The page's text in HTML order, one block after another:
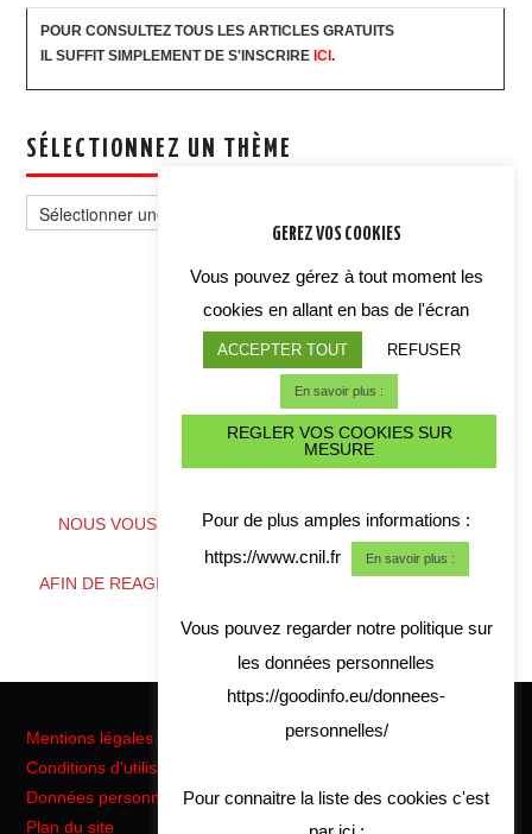
POUR CONSULTEZ TOUS LES ARTICLES GRATUITS
IL SUFFIT SIMPLEMENT DE S'INSCRIRE ICI.
SÉLECTIONNEZ UN THÈME
un
thème
ALERTE CYBER CRISE
NOUS VOUS CONSEILLONS DE TELECHARGER NOS
COORDONNES
AFIN DE REAGIR RAPIDEMENT EN CAS DE CRISE CYBER
Mentions légales
Conditions d'utilisation
Données personnelles RGPD
Plan du site
GEREZ VOS COOKIES
Vous pouvez gérez à tout moment les
cookies en allant en bas de l'écran
ACCEPTER TOUT REFUSER
En savoir plus :
REGLER VOS COOKIES SUR
MESURE
Pour de plus amples informations :
https://www.cnil.fr
En savoir plus :
Vous pouvez regarder notre politique sur
les données personnelles
https://goodinfo.eu/donnees-
personnelles/
Pour connaitre la liste des cookies c'est